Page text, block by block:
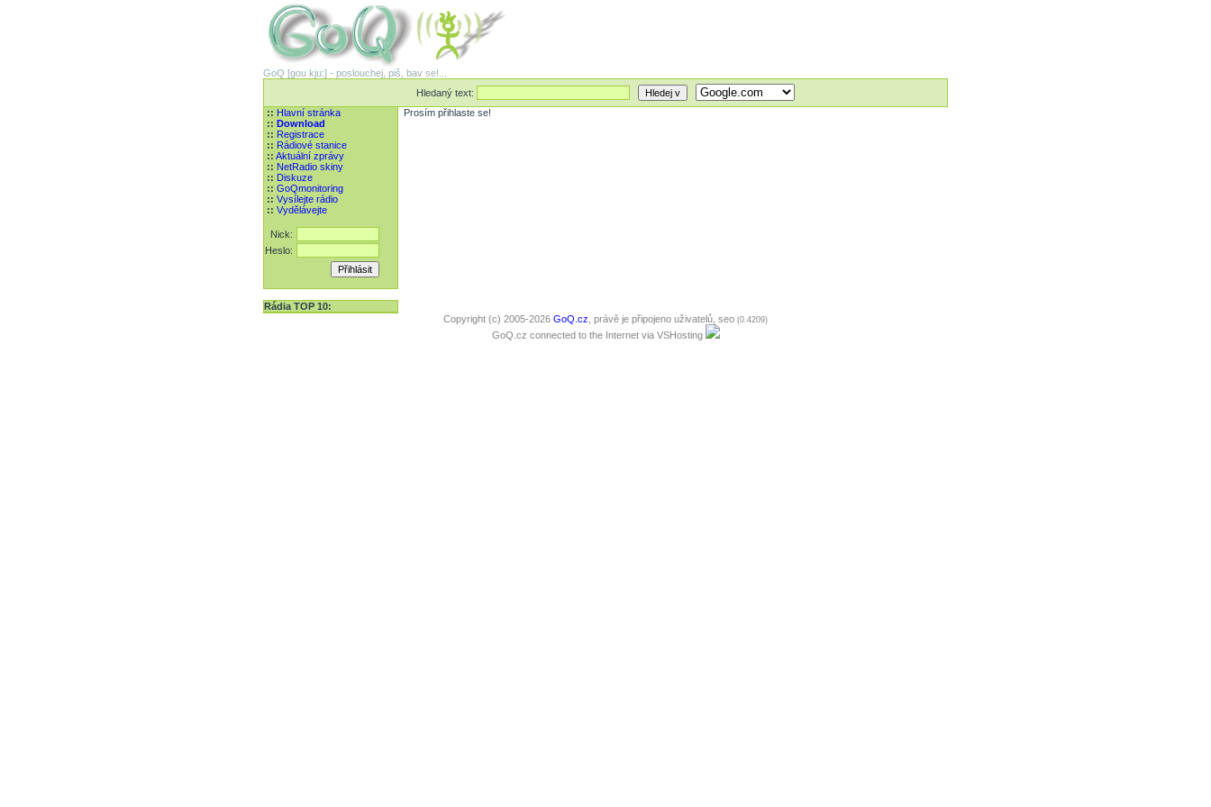
GoQ [gou kju:] - poslouchej, piš, bav se!...
Hledaný text:
:: Hlavní stránka
:: Download
:: Registrace
:: Rádiové stanice
:: Aktuální zprávy
:: NetRadio skiny
:: Diskuze
:: GoQmonitoring
:: Vysílejte rádio
:: Vydělávejte
Nick:
Heslo:
Rádia TOP 10:
Prosím přihlaste se!
Copyright (c) 2005-2026 GoQ.cz , právě je připojeno uživatelů, seo (0.4209)
GoQ.cz connected to the Internet via VSHosting